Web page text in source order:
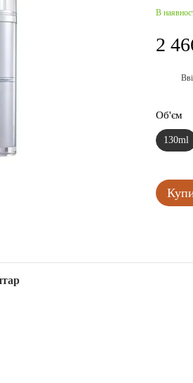
В
2
Об'єм
130ml